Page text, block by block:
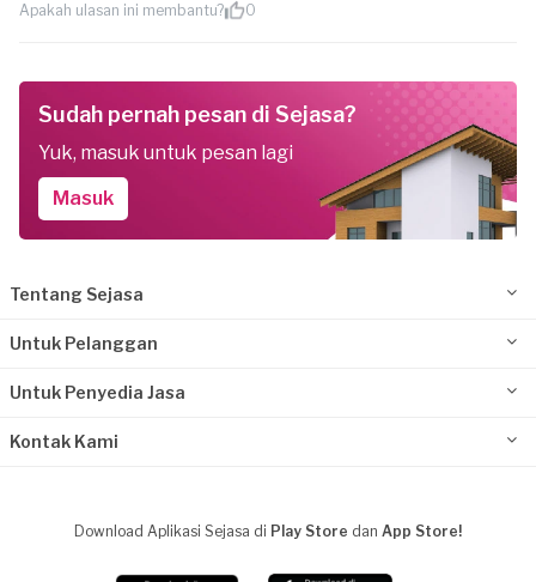
Apakah ulasan ini membantu?
0
Sudah pernah pesan di Sejasa?
Yuk, masuk untuk pesan lagi
Masuk
Tentang Sejasa
Untuk Pelanggan
Untuk Penyedia Jasa
Kontak Kami
Download Aplikasi Sejasa di Play Store dan App Store!